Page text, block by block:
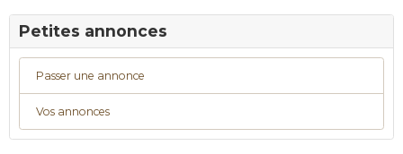
Petites annonces
Passer une annonce
Vos annonces